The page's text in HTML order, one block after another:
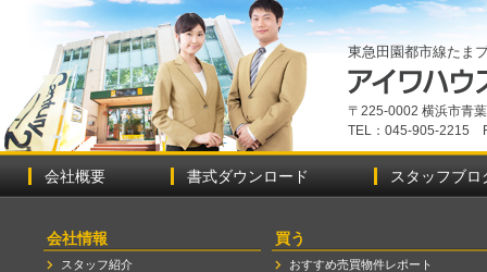
東急田園都市線たま
〒225-0002 横浜市青
TEL：045-905-2215
会社概要 書式ダウンロード スタッフブロ
会社情報
スタッフ紹介
買う
おすすめ売買物件レポート